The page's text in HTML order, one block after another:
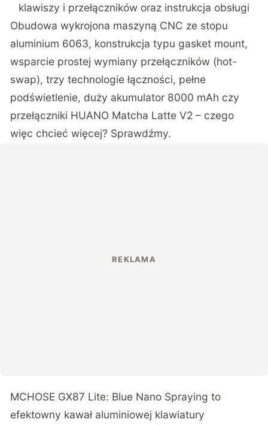
klawiszy i przełączników oraz instrukcja obsługi
Obudowa wykrojona maszyną CNC ze stopu
aluminium 6063, konstrukcja typu gasket mount,
wsparcie prostej wymiany przełączników (hot-
swap), trzy technologie łączności, pełne
podświetlenie, duży akumulator 8000 mAh czy
przełączniki HUANO Matcha Latte V2 – czego
więc chcieć więcej? Sprawdźmy.
MCHOSE GX87 Lite: Blue Nano Spraying to
efektowny kawał aluminiowej klawiatury